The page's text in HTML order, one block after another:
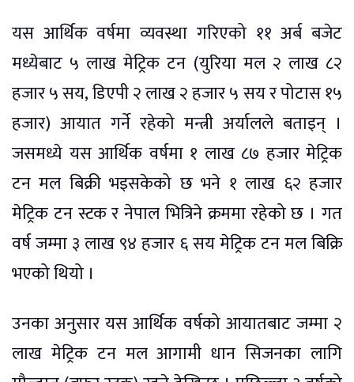
यस आर्थिक वर्षमा व्यवस्था गरिएको ११ अर्ब बजेट
मध्येबाट ५ लाख मेट्रिक टन (युरिया मल २ लाख ८२
हजार ५ सय, डिएपी २ लाख २ हजार ५ सय र पोटास १५
हजार) आयात गर्ने रहेको मन्त्री अर्यालले बताइन् ।
जसमध्ये यस आर्थिक वर्षमा १ लाख ८७ हजार मेट्रिक
टन मल बिक्री भइसकेको छ भने १ लाख ६२ हजार
मेट्रिक टन स्टक र नेपाल भित्रिने क्रममा रहेको छ । गत
वर्ष जम्मा ३ लाख ९४ हजार ६ सय मेट्रिक टन मल बिक्रि
भएको थियो ।
उनका अनुसार यस आर्थिक वर्षको आयातबाट जम्मा २
लाख मेट्रिक टन मल आगामी धान सिजनका लागि